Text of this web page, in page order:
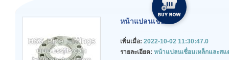
หน้าแปลนเชื่อม
เพิ่มเมื่อ: 2022-10-02 11:30:47.0
รายละเอียด: หน้าแปลนเชื่อมเหล็กและสแ